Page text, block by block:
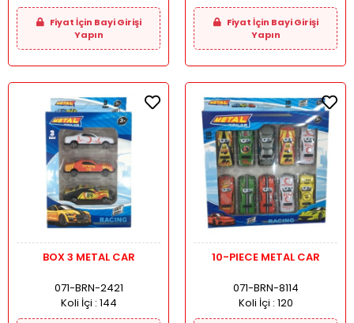
Fiyat İçin Bayi Girişi
Yapın
Fiyat İçin Bayi Girişi
Yapın
BOX 3 METAL CAR
071-BRN-2421
Koli İçi : 144
10-PIECE METAL CAR
071-BRN-8114
Koli İçi : 120